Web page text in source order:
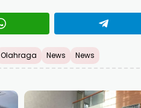
Olahraga News News